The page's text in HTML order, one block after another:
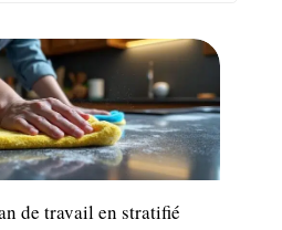
de travail en stratifié